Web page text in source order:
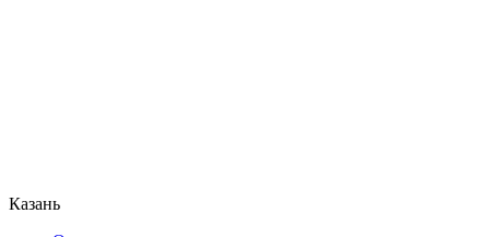
Казань